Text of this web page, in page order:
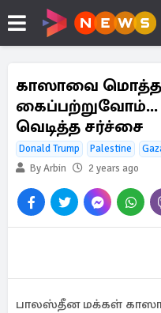
காஸாவை
கைப்பற்றுவோம்...
வெடித்த சர்ச்சை
Donald Trump Palestine
By Arbin
2 years ago
பாலஸ்தீன மக்கள்